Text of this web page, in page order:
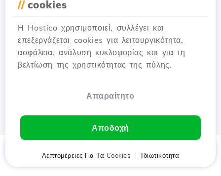
// cookies
Η Hostico χρησιμοποιεί, συλλέγει και
επεξεργάζεται cookies για λειτουργικότητα,
ασφάλεια, ανάλυση κυκλοφορίας και για τη
βελτίωση της χρηστικότητας της πύλης.
Απαραίτητο
Αποδοχή
Λεπτομέρειες Για Τα Cookies Ιδιωτικότητα
Πελάτης Καλάθι Chat